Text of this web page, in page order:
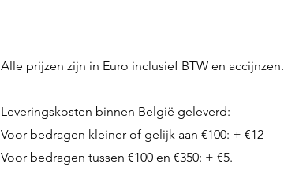
Alle prijzen zijn in Euro inclusief BTW en accijnzen.
Leveringskosten binnen België geleverd:
Voor bedragen kleiner of gelijk aan €100: + €12
Voor bedragen tussen €100 en €350: + €5.